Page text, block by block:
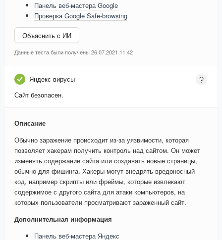
Панель веб-мастера Google
Проверка Google Safe-browsing
Объяснить с ИИ
Данные теста были получены 26.07.2021 11:42
Яндекс вирусы
Сайт безопасен.
Описание
Обычно заражение происходит из-за уязвимости, которая
позволяет хакерам получить контроль над сайтом. Он может
изменять содержание сайта или создавать новые страницы,
обычно для фишинга. Хакеры могут внедрять вредоносный
код, например скрипты или фреймы, которые извлекают
содержимое с другого сайта для атаки компьютеров, на
которых пользователи просматривают зараженный сайт.
Дополнительная информация
Панель веб-мастера Яндекс